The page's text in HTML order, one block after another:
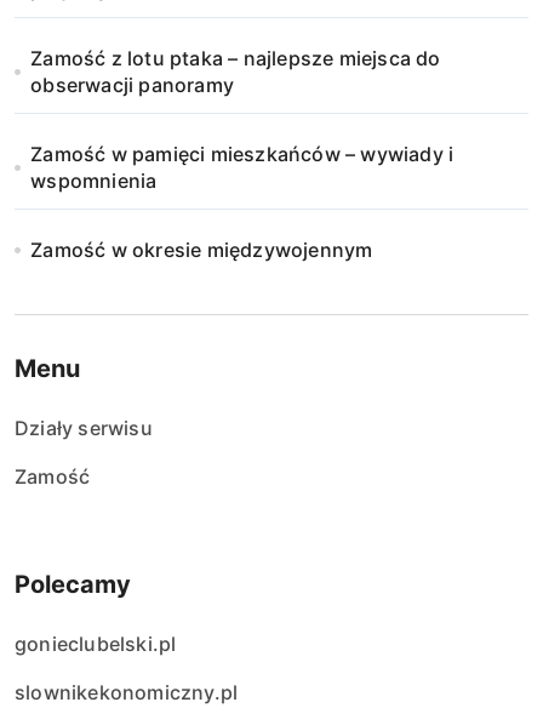
Zamość z lotu ptaka – najlepsze miejsca do
obserwacji panoramy
Zamość w pamięci mieszkańców – wywiady i
wspomnienia
Zamość w okresie międzywojennym
Menu
Działy serwisu
Zamość
Polecamy
gonieclubelski.pl
slownikekonomiczny.pl